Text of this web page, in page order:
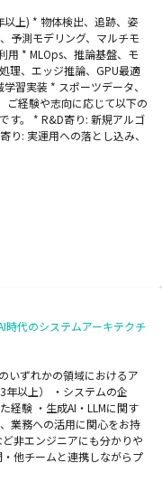
上) * 物体検出、追跡、姿
予測モデリング、マルチモ
用 * MLOps、推論基盤、モ
理、エッジ推論、GPU最適
習実装 * スポーツデータ、
ご経験や志向に応じて以下の
す。 * R&D寄り: 新規アルゴ
り: 実運用への落とし込み、
時代のシステムアーキテクチ
いずれかの領域におけるア
年以上） ・システムの企
経験 ・生成AI・LLMに関す
業務への活用に関心をお持
非エンジニアにも分かりや
他チームと連携しながらプ